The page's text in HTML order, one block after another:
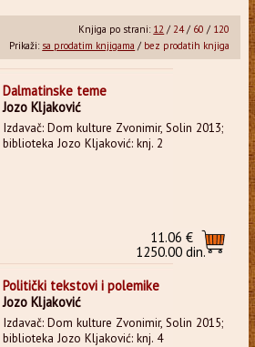
Knjiga po strani: 12 /24/ 60 / 120
Prikaži: sa prodatim knjigama / bez prodatih knjiga
Dalmatinske teme
Jozo Kljaković
Izdavač: Dom kulture Zvonimir, Solin 2013;
biblioteka Jozo Kljaković: knj. 2
11.06 €
1250.00 din.
Politički tekstovi i polemike
Jozo Kljaković
Izdavač: Dom kulture Zvonimir, Solin 2015;
biblioteka Jozo Kljaković: knj. 4